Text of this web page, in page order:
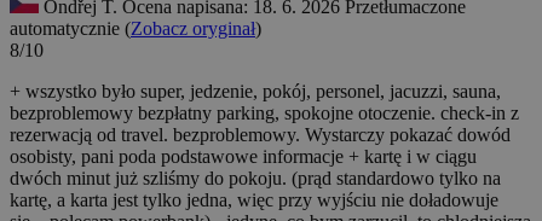
Ondřej T. Ocena napisana: 18. 6. 2026 Przetłumaczone
automatycznie (Zobacz oryginał)
8/10
+ wszystko było super, jedzenie, pokój, personel, jacuzzi, sauna,
bezproblemowy bezpłatny parking, spokojne otoczenie. check-in z
rezerwacją od travel. bezproblemowy. Wystarczy pokazać dowód
osobisty, pani poda podstawowe informacje + kartę i w ciągu
dwóch minut już szliśmy do pokoju. (prąd standardowo tylko na
kartę, a karta jest tylko jedna, więc przy wyjściu nie doładowuje